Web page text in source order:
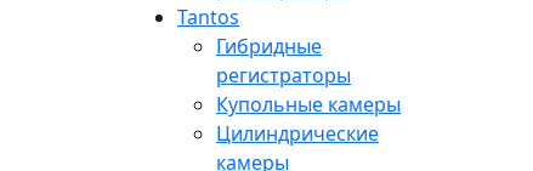
Tantos
Гибридные
регистраторы
Купольные камеры
Цилиндрические
камеры